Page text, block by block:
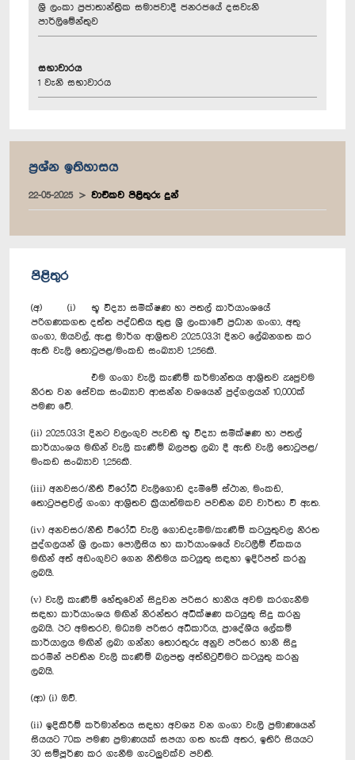
ශ්‍රී ලංකා ප්‍රජාතාන්ත්‍රික සමාජවාදී ජනරජයේ දසවැනි
පාර්ලිමේන්තුව
සභාවාරය
1 වැනි සභාවාරය
ප්‍රශ්න ඉතිහාසය
22-05-2025 වාචිකව පිළිතුරු දුන්
පිළිතුර
(අ) (i) භූ විද්‍යා සමීක්ෂණ හා පතල් කාර්යාංශයේ
පරිගණකගත දත්ත පද්ධතිය තුළ ශ්‍රී ලංකාවේ ප්‍රධාන ගංගා, අතු
ගංගා, ඔයවල්, ඇළ මාර්ග ආශ්‍රිතව 2025.03.31 දිනට ලේඛනගත කර
ඇති වැලි තොටුපළ/මංකඩ සංඛ්‍යාව 1,256කි.
එම ගංගා වැලි කැණීම් කර්මාන්තය ආශ්‍රිතව ඍජුවම
නිරත වන සේවක සංඛ්‍යාව ආසන්න වශයෙන් පුද්ගලයන් 10,000ක්
පමණ වේ.
(ii) 2025.03.31 දිනට වලංගුව පැවති භූ විද්‍යා සමීක්ෂණ හා පතල්
කාර්යාංශය මඟින් වැලි කැණීම් බලපත්‍ර ලබා දී ඇති වැලි තොටුපළ/
මංකඩ සංඛ්‍යාව 1,256කි.
(iii) අනවසර/නීති විරෝධි වැලිගොඩ දැමීමේ ස්ථාන, මංකඩ,
තොටුපළවල් ගංගා ආශ්‍රිතව ක්‍රියාත්මකව පවතින බව වාර්තා වී ඇත.
(iv) අනවසර/නීති විරෝධි වැලි ගොඩදැමීම/කැණීම් කටයුතුවල නිරත
පුද්ගලයන් ශ්‍රී ලංකා පොලීසිය හා කාර්යාංශයේ වැටලීම් ඒකකය
මඟින් අත් අඩංගුවට ගෙන නීතිමය කටයුතු සඳහා ඉදිරිපත් කරනු
ලබයි.
(v) වැලි කැණීම් හේතුවෙන් සිදුවන පරිසර හානිය අවම කරගැනීම
සඳහා කාර්යාංශය මඟින් නිරන්තර අධීක්ෂණ කටයුතු සිදු කරනු
ලබයි. ඊට අමතරව, මධ්‍යම පරිසර අධිකාරිය, ප්‍රාදේශීය ලේකම්
කාර්යාලය මඟින් ලබා ගන්නා තොරතුරු අනුව පරිසර හානි සිදු
කරමින් පවතින වැලි කැණීම් බලපත්‍ර අත්හිටුවීමට කටයුතු කරනු
ලබයි.
(ආ) (i) ඔව්.
(ii) ඉදිකිරීම් කර්මාන්තය සඳහා අවශ්‍ය වන ගංගා වැලි ප්‍රමාණයෙන්
සියයට 70ක පමණ ප්‍රමාණයක් සපයා ගත හැකි අතර, ඉතිරි සියයට
30 සම්පූර්ණ කර ගැනීම ගැටලුවක්ව පවතී.